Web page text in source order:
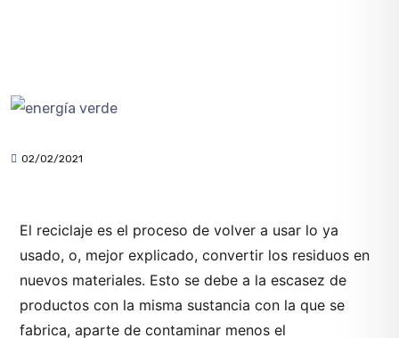
02/02/2021
El reciclaje es el proceso de volver a usar lo ya
usado, o, mejor explicado, convertir los residuos en
nuevos materiales. Esto se debe a la escasez de
productos con la misma sustancia con la que se
fabrica, aparte de contaminar menos el